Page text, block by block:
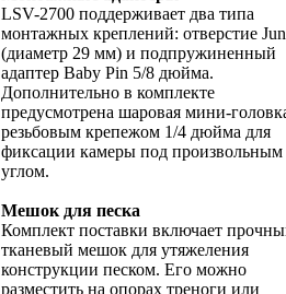
LSV-2700 поддерживает два типа
монтажных креплений: отверстие
(диаметр 29 мм) и подпружиненный
адаптер Baby Pin 5/8 дюйма.
Дополнительно в комплекте
предусмотрена шаровая мини-
резьбовым крепежом 1/4 дюйма для
фиксации камеры под произвольным
углом.
Мешок для песка
Комплект поставки включает
тканевый мешок для утяжеления
конструкции песком. Его можно
разместить на опорах треноги или